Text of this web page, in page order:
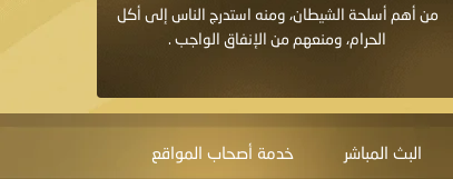
من أهم أسلحة الشيطان، ومنه استدرج الناس إلى أكل
الحرام، ومنعهم من الإنفاق الواجب .
البث المباشر خدمة أصحاب المواقع